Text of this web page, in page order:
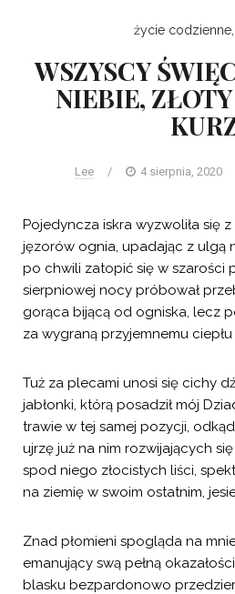
życie
WSZYSCY
NIEBIE,
Lee / 4 sierpnia, 2020
Pojedyncza iskra wyzwoliła się
jęzorów ognia, upadając z ulgą
po chwili zatopić się w szarości
sierpniowej nocy próbował
gorąca bijącą od ogniska, lecz
za wygraną przyjemnemu
Tuż za plecami unosi się cichy
jabłonki, którą posadził mój
trawie w tej samej pozycji,
ujrzę już na nim rozwijających
spod niego złocistych liści,
na ziemię w swoim ostatnim,
Znad płomieni spogląda na
emanujący swą pełną
blasku bezpardonowo